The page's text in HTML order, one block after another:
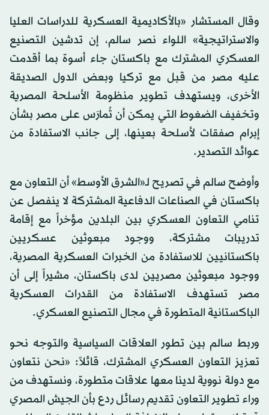
وقال المستشار «بالأكاديمية العسكرية للدراسات العليا
والاستراتيجية» اللواء نصر سالم، إن تدشين التصنيع
العسكري المشترك مع باكستان جاء أسوة بما أقدمت
عليه مصر من قبل مع تركيا وبعض الدول الصديقة
الأخرى، ويستهدف تطوير منظومة الأسلحة المصرية
وتخفيف الضغوط التي يمكن أن تُمارَس على مصر بشأن
إبرام صفقات لأسلحة بعينها، إلى جانب الاستفادة من
عوائد التصدير.
وأوضح سالم في تصريح لـ«الشرق الأوسط» أن التعاون مع
باكستان في الصناعات الدفاعية المشتركة لا ينفصل عن
تنامي التعاون العسكري بين البلدين مؤخراً مع إقامة
تدريبات مشتركة، ووجود مبعوثين عسكريين
باكستانيين للاستفادة من الخبرات العسكرية المصرية،
ووجود مبعوثين مصريين لدى باكستان، مشيراً إلى أن
مصر تستهدف الاستفادة من القدرات العسكرية
الباكستانية المتطورة في مجال التصنيع العسكري.
وربط سالم بين تطور العلاقات السياسية والتوجه نحو
تعزيز التعاون العسكري المشترك، قائلاً: «نحن نتعاون
مع دولة نووية لدينا معها علاقات متطورة، ونستهدف من
وراء تطوير التعاون تقديم رسائل ردع بأن الجيش المصري